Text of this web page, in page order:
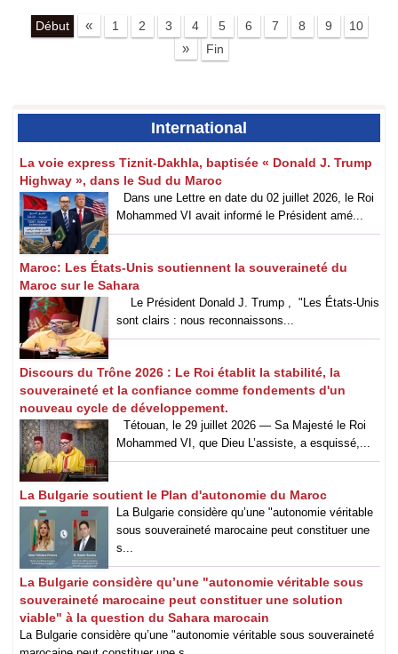
Début « 1 2 3 4 5 6 7 8 9 10
» Fin
International
La voie express Tiznit-Dakhla, baptisée « Donald J. Trump
Highway », dans le Sud du Maroc
Dans une Lettre en date du 02 juillet 2026, le Roi
Mohammed VI avait informé le Président amé...
Maroc: Les États-Unis soutiennent la souveraineté du
Maroc sur le Sahara
Le Président Donald J. Trump , "Les États-Unis
sont clairs : nous reconnaissons...
Discours du Trône 2026 : Le Roi établit la stabilité, la
souveraineté et la confiance comme fondements d'un
nouveau cycle de développement.
Tétouan, le 29 juillet 2026 — Sa Majesté le Roi
Mohammed VI, que Dieu L’assiste, a esquissé,...
La Bulgarie soutient le Plan d'autonomie du Maroc
La Bulgarie considère qu’une "autonomie véritable
sous souveraineté marocaine peut constituer une
s...
La Bulgarie considère qu’une "autonomie véritable sous
souveraineté marocaine peut constituer une solution
viable" à la question du Sahara marocain
La Bulgarie considère qu’une "autonomie véritable sous souveraineté